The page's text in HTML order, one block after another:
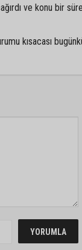
ve konu bir
kısacası